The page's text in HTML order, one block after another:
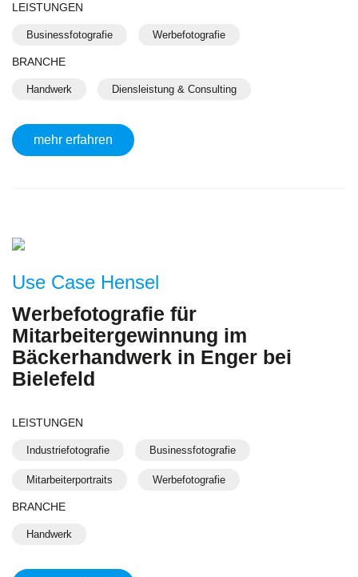
LEISTUNGEN
Businessfotografie Werbefotografie
BRANCHE
Handwerk Diensleistung & Consulting
mehr erfahren
Use Case Hensel
Werbefotografie für
Mitarbeitergewinnung im
Bäckerhandwerk in Enger bei
Bielefeld
LEISTUNGEN
Industriefotografie Businessfotografie
Mitarbeiterportraits Werbefotografie
BRANCHE
Handwerk